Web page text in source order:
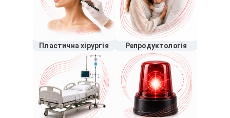
Пластична хірургія Репродуктологія